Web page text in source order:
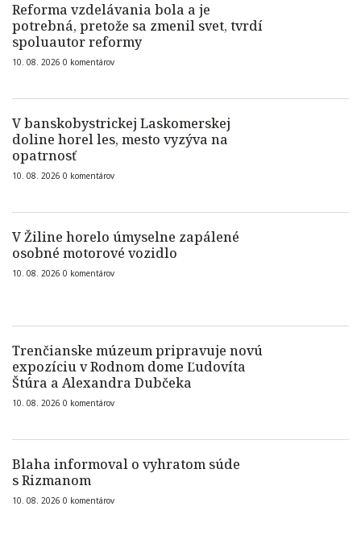
Reforma vzdelávania bola a je
potrebná, pretože sa zmenil svet, tvrdí
spoluautor reformy
10. 08. 2026 0 komentárov
V banskobystrickej Laskomerskej
doline horel les, mesto vyzýva na
opatrnosť
10. 08. 2026 0 komentárov
V Žiline horelo úmyselne zapálené
osobné motorové vozidlo
10. 08. 2026 0 komentárov
Trenčianske múzeum pripravuje novú
expozíciu v Rodnom dome Ľudovíta
Štúra a Alexandra Dubčeka
10. 08. 2026 0 komentárov
Blaha informoval o vyhratom súde
s Rizmanom
10. 08. 2026 0 komentárov